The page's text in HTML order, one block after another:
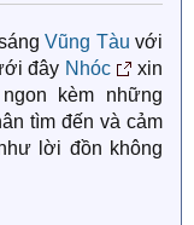
Vũng Tàu với
đây Nhóc
xin
kèm những
tìm đến và cảm
lời đồn không